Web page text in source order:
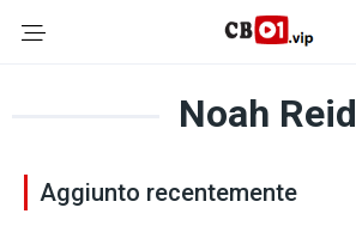
Noah Reid
Aggiunto recentemente